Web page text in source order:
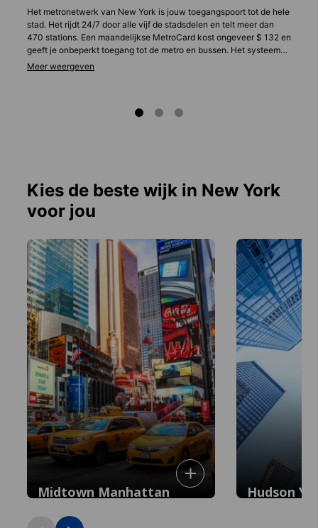
Het metronetwerk van New York is jouw toegangspoort tot de hele
stad. Het rijdt 24/7 door alle vijf de stadsdelen en telt meer dan
470 stations. Een maandelijkse MetroCard kost ongeveer $ 132 en
geeft je onbeperkt toegang tot de metro en bussen. Het systeem
kan in het begin overweldigend aanvoelen, maar is
Kies de beste wijk in New York
voor jou
Midtown Manhattan Hudson